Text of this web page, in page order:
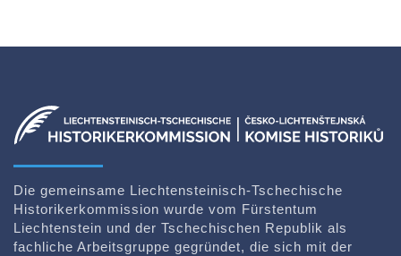
Die gemeinsame Liechtensteinisch-Tschechische
Historikerkommission wurde vom Fürstentum
Liechtenstein und der Tschechischen Republik als
fachliche Arbeitsgruppe gegründet, die sich mit der